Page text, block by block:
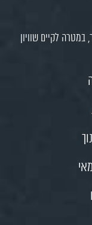
לקיים שוויון